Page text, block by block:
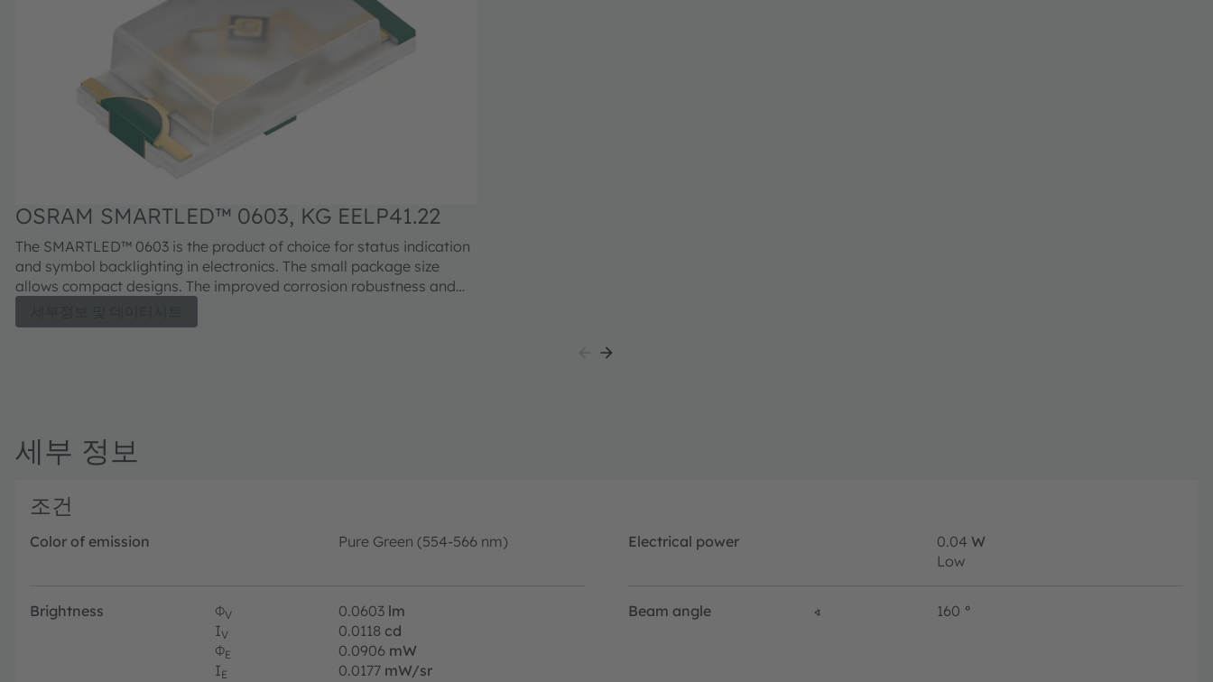
OSRAM SMARTLED™ 0603, KG EELP41.22
The SMARTLED™ 0603 is the product of choice for status indication
and symbol backlighting in electronics. The small package size
allows compact designs. The improved corrosion robustness and
series suitable for professional industrial equipment and
세부 정보
조건
Color of emission Pure Green (554-566 nm) Electrical power 0.04 W
Low
Brightness ΦV 0.0603 lm
IV 0.0118 cd
ΦE 0.0906 mW
IE 0.0177 mW/sr
Beam angle ∢ 160 °